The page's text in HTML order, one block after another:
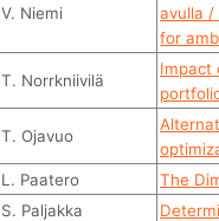
V. Niemi
avulla /
for
T. Norrkniivilä
Impact
T. Ojavuo
L. Paatero
The
S. Paljakka